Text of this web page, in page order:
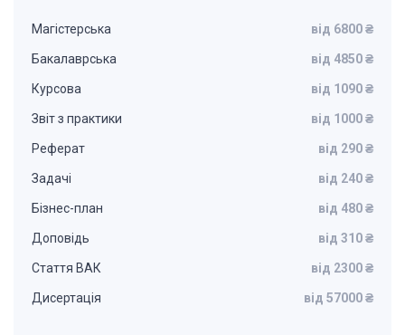
Магістерська від 6800 ₴
Бакалаврська від 4850 ₴
Курсова від 1090 ₴
Звіт з практики від 1000 ₴
Реферат від 290 ₴
Задачі від 240 ₴
Бізнес-план від 480 ₴
Доповідь від 310 ₴
Стаття ВАК від 2300 ₴
Дисертація від 57000 ₴